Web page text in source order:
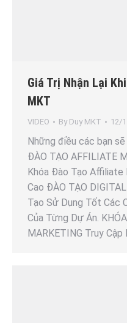
Giá Trị Nhận Lại
MKT
VIDEO By Duy MKT 12/
Những điều các bạn
ĐÀO TẠO AFFILIATE
Khóa Đào Tạo Affiliate
Cao ĐÀO TẠO
Tạo Sử Dụng Tốt Các
Của Từng Dự Án.
MARKETING Truy